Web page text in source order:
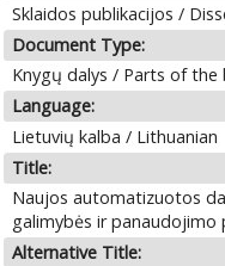
Sklaidos publikacijos /
Document Type:
Knygų dalys / Parts of the
Language:
Lietuvių kalba / Lithuanian
Title:
Naujos automatizuotos
galimybės ir panaudojimo
Alternative Title: